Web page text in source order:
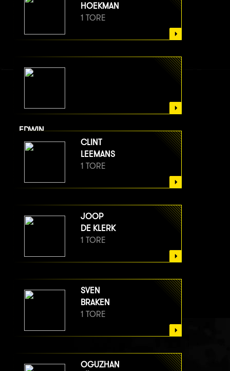
HOEKMAN
1 TORE
EDWIN
VAN BERGE HENEGOUWEN
1 TORE
CLINT
LEEMANS
1 TORE
JOOP
DE KLERK
1 TORE
SVEN
BRAKEN
1 TORE
OGUZHAN